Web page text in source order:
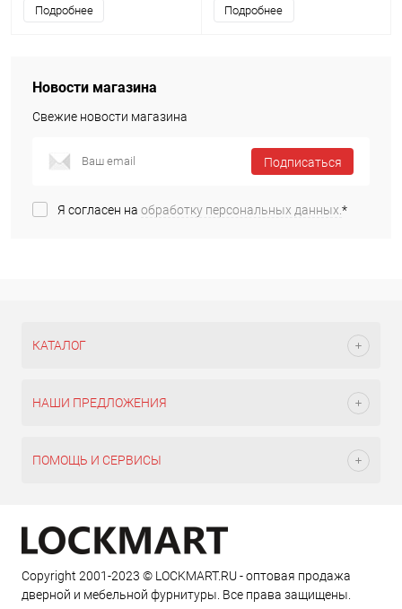
Подробнее Подробнее
Новости магазина
Свежие новости магазина
Подписаться
Я согласен на обработку персональных данных.*
КАТАЛОГ
НАШИ ПРЕДЛОЖЕНИЯ
ПОМОЩЬ И СЕРВИСЫ
Copyright 2001-2023 © LOCKMART.RU - оптовая продажа
дверной и мебельной фурнитуры. Все права защищены.